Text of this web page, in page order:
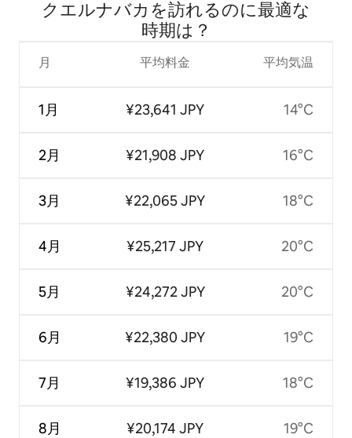
クエルナバカを訪⁠れ⁠るの⁠に最⁠適⁠な
時⁠期⁠は⁠？
月
1月
2月
3月
4月
5月
6月
7月
8月
平均料金
¥23,641 JPY
¥21,908 JPY
¥22,065 JPY
¥25,217 JPY
¥24,272 JPY
¥22,380 JPY
¥19,386 JPY
¥20,174 JPY
平均気温
14°C
16°C
18°C
20°C
20°C
19°C
18°C
19°C